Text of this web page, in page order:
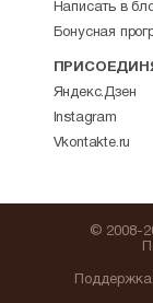
Написать в
Бонусная
Яндекс.Дзен
Instagram
Vkontakte.ru
Поддержка:
© 2008-